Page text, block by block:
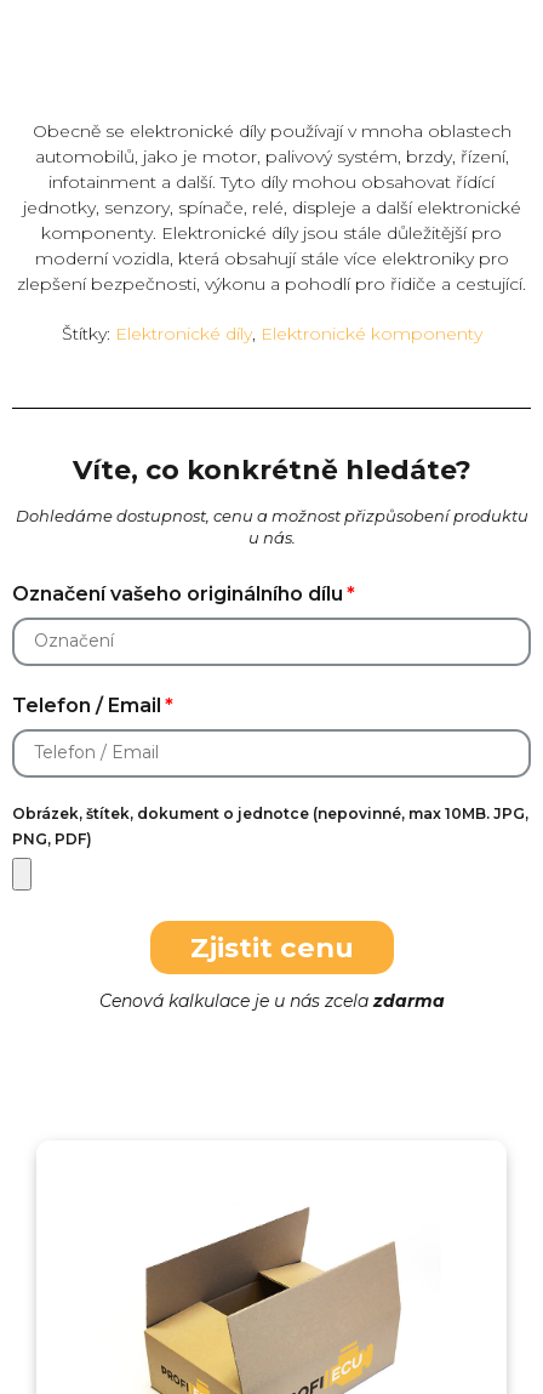
Obecně se elektronické díly používají v mnoha oblastech
automobilů, jako je motor, palivový systém, brzdy, řízení,
infotainment a další. Tyto díly mohou obsahovat řídící
jednotky, senzory, spínače, relé, displeje a další elektronické
komponenty. Elektronické díly jsou stále důležitější pro
moderní vozidla, která obsahují stále více elektroniky pro
zlepšení bezpečnosti, výkonu a pohodlí pro řidiče a cestující.
Štítky: Elektronické díly, Elektronické komponenty
Víte, co konkrétně hledáte?
Dohledáme dostupnost, cenu a možnost přizpůsobení produktu
u nás.
Označení vašeho originálního dílu
Telefon / Email
Obrázek, štítek, dokument o jednotce (nepovinné, max 10MB. JPG,
PNG, PDF)
Zjistit cenu
Cenová kalkulace je u nás zcelazdarma